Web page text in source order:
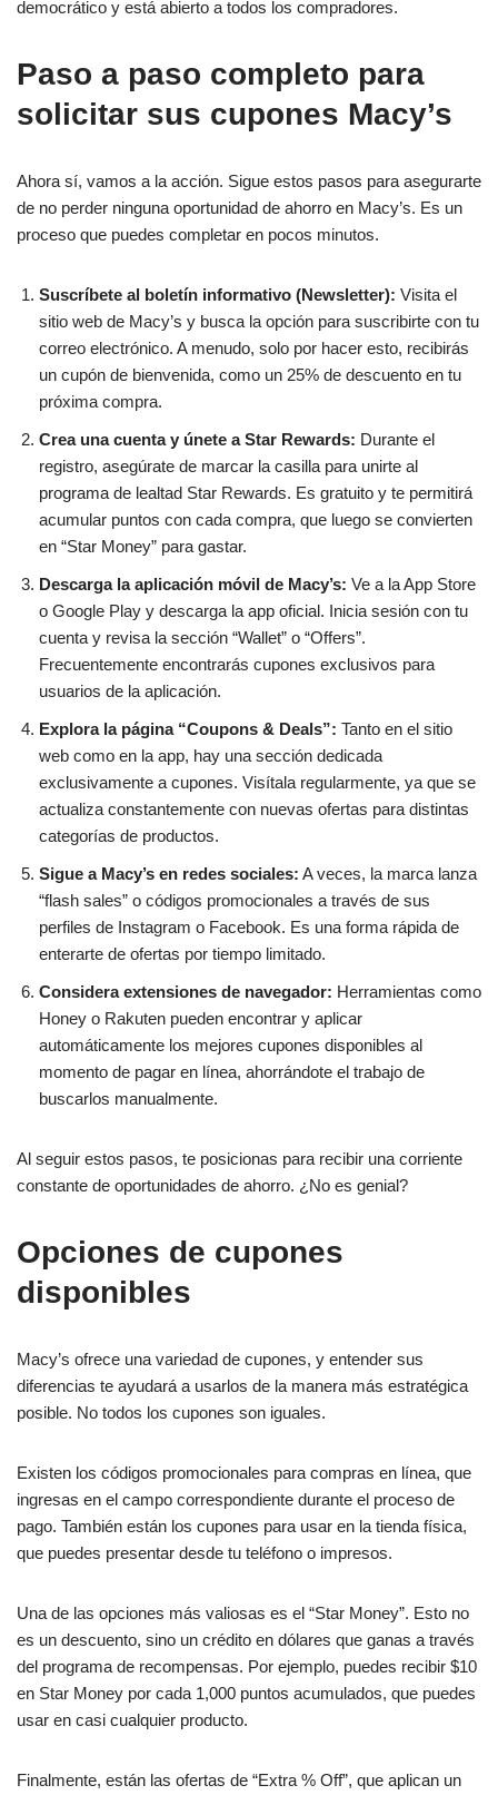
democrático y está abierto a todos los compradores.
Paso a paso completo para
solicitar sus cupones Macy’s
Ahora sí, vamos a la acción. Sigue estos pasos para asegurarte
de no perder ninguna oportunidad de ahorro en Macy’s. Es un
proceso que puedes completar en pocos minutos.
Suscríbete al boletín informativo (Newsletter): Visita el
sitio web de Macy’s y busca la opción para suscribirte con tu
correo electrónico. A menudo, solo por hacer esto, recibirás
un cupón de bienvenida, como un 25% de descuento en tu
próxima compra.
Crea una cuenta y únete a Star Rewards: Durante el
registro, asegúrate de marcar la casilla para unirte al
programa de lealtad Star Rewards. Es gratuito y te permitirá
acumular puntos con cada compra, que luego se convierten
en “Star Money” para gastar.
Descarga la aplicación móvil de Macy’s: Ve a la App Store
o Google Play y descarga la app oficial. Inicia sesión con tu
cuenta y revisa la sección “Wallet” o “Offers”.
Frecuentemente encontrarás cupones exclusivos para
usuarios de la aplicación.
Explora la página “Coupons & Deals”: Tanto en el sitio
web como en la app, hay una sección dedicada
exclusivamente a cupones. Visítala regularmente, ya que se
actualiza constantemente con nuevas ofertas para distintas
categorías de productos.
Sigue a Macy’s en redes sociales: A veces, la marca lanza
“flash sales” o códigos promocionales a través de sus
perfiles de Instagram o Facebook. Es una forma rápida de
enterarte de ofertas por tiempo limitado.
Considera extensiones de navegador: Herramientas como
Honey o Rakuten pueden encontrar y aplicar
automáticamente los mejores cupones disponibles al
momento de pagar en línea, ahorrándote el trabajo de
buscarlos manualmente.
Al seguir estos pasos, te posicionas para recibir una corriente
constante de oportunidades de ahorro. ¿No es genial?
Opciones de cupones
disponibles
Macy’s ofrece una variedad de cupones, y entender sus
diferencias te ayudará a usarlos de la manera más estratégica
posible. No todos los cupones son iguales.
Existen los códigos promocionales para compras en línea, que
ingresas en el campo correspondiente durante el proceso de
pago. También están los cupones para usar en la tienda física,
que puedes presentar desde tu teléfono o impresos.
Una de las opciones más valiosas es el “Star Money”. Esto no
es un descuento, sino un crédito en dólares que ganas a través
del programa de recompensas. Por ejemplo, puedes recibir $10
en Star Money por cada 1,000 puntos acumulados, que puedes
usar en casi cualquier producto.
Finalmente, están las ofertas de “Extra % Off”, que aplican un